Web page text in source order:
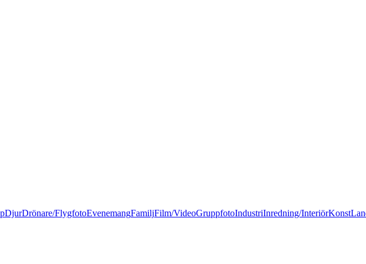
DjurDrönare/FlygfotoEvenemangFamiljFilm/VideoGruppfotoIndustriInredning/InteriörKonst